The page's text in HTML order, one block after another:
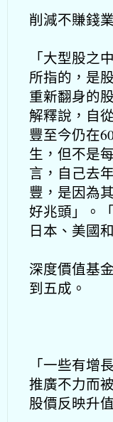
削減不賺錢
「大型股之
所指的，是
重新翻身的
解釋說，自
豐至今仍在
生， 但不是
言， 自己去
豐， 是因為
好兆頭」。
日本、 美國
深度價值基
到五成。
「一些有增
推廣不力而
股價反映升